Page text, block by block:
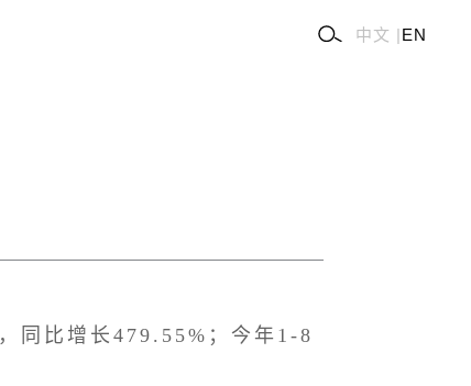
中文 |EN
同比增长479.55%；今年1-8